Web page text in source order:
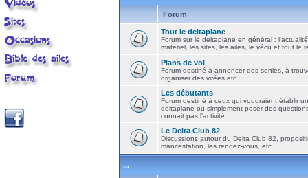
Forum
Tout le deltaplane
Forum sur le deltaplane en général :
matériel, les sites, les ailes, le vécu et tout le
Plans de vol
Forum destiné à annoncer des sorties, à
organiser des virées etc...
Les débutants
Forum destiné à ceux qui voudraient établir
deltaplane ou simplement poser des
connait pas l'activité.
Le Delta Club 82
Discussions autour du Delta Club 82,
manifestation, les rendez-vous, etc...
...